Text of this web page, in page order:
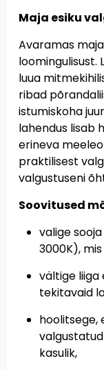
Maja esiku
Avaramas
loomingulisust.
luua
ribad
istumiskoha
lahendus lisab
erineva
praktilisest
valgustuseni
Soovitused
valige
3000K),
vältige
tekitavaid
hoolitsege,
kasulik,